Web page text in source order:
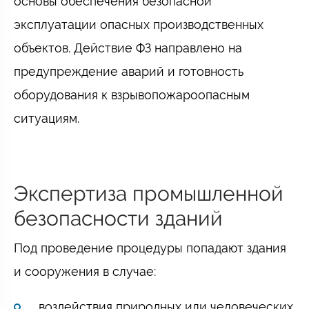
эксплуатации опасных производственных
объектов. Действие ФЗ направлено на
предупреждение аварий и готовность
оборудования к взрывопожароопасным
ситуациям.
Экспертиза промышленной
безопасности зданий
Под проведение процедуры попадают здания
и сооружения в случае: